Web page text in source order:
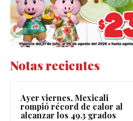
Notas recientes
Ayer viernes, Mexicali
rompió récord de calor al
alcanzar los 49.3 grados